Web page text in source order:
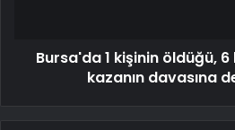
Bursa'da 1 kişinin öldüğü, 6
kazanın davasına